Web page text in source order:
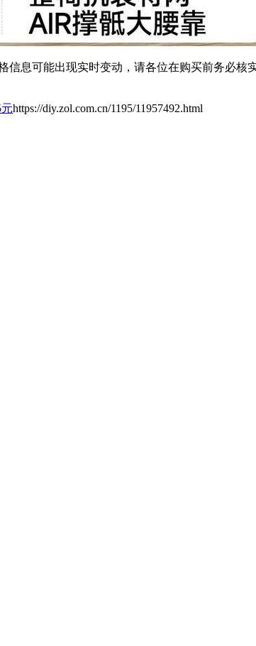
息可能出现实时变动，请各位在购买前务必核
https://diy.zol.com.cn/1195/11957492.html